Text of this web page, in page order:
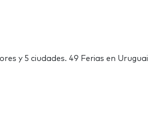
y 5 ciudades. 49 Ferias en Uruguai